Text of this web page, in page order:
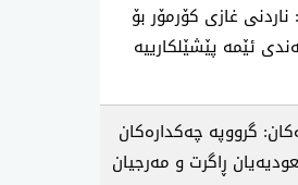
غازی کۆرمۆر بۆ
ئێمە پێشێلکارییە
گرووپە چەکدارەکان
ڕاگرت و مەرجیان